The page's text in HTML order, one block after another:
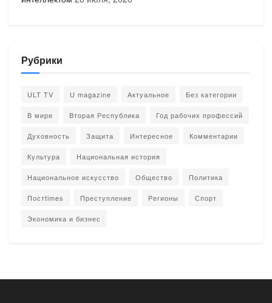
Рубрики
ULT TV U magazine Актуальное Без категории
В мире Вторая Республика Год рабочих профессий
Духовность Защита Интересное Комментарии
Культура Национальная история
Национальное искусство Общество Политика
Постtimes Преступление Регионы Спорт
Экономика и бизнес